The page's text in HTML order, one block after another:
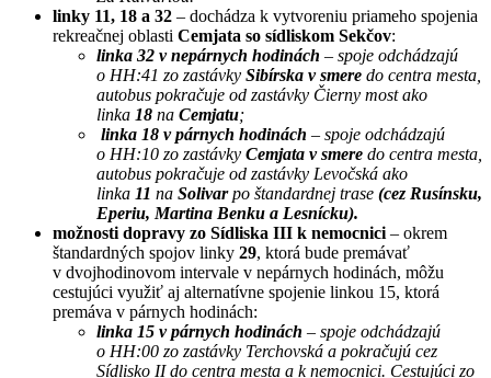
linky 11, 18 a 32 – dochádza k vytvoreniu priameho spojenia
rekreačnej oblasti Cemjata so sídliskom Sekčov:
linka 32 v nepárnych hodinách – spoje odchádzajú
o HH:41 zo zastávky Sibírska v smere do centra mesta,
autobus pokračuje od zastávky Čierny most ako
linka 18 na Cemjatu;
linka 18 v párnych hodinách – spoje odchádzajú
o HH:10 zo zastávky Cemjata v smere do centra mesta,
autobus pokračuje od zastávky Levočská ako
linka 11 na Solivarpo štandardnej trase (cez Rusínsku,
Eperiu, Martina Benku a Lesnícku).
možnosti dopravy zo Sídliska III k nemocnici – okrem
štandardných spojov linky 29, ktorá bude premávať
v dvojhodinovom intervale v nepárnych hodinách, môžu
cestujúci využiť aj alternatívne spojenie linkou 15, ktorá
premáva v párnych hodinách:
linka 15 v párnych hodinách – spoje odchádzajú
o HH:00 zo zastávky Terchovská a pokračujú cez
Sídlisko II do centra mesta a k nemocnici. Cestujúci zo